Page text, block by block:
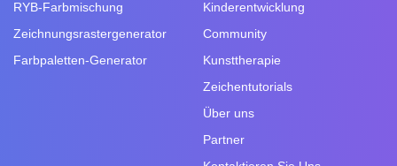
RYB-Farbmischung
Zeichnungsrastergenerator
Farbpaletten-Generator
Kinderentwicklung
Community
Kunsttherapie
Zeichentutorials
Über uns
Partner